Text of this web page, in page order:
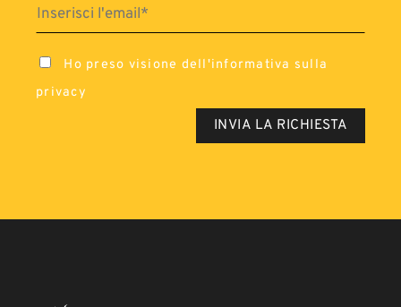
Ho preso visione dell'informativa sulla
privacy